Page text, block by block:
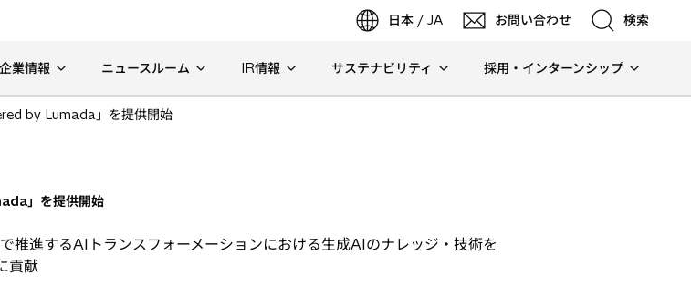
日本 / JA お問い合わせ 検索
検索
企業情報 ニュースルーム IR情報 サステナビリティ 採用・インターンシップ
by Lumada」を提供開始
」を提供開始
推進するAIトランスフォーメーションにおける生成AIのナレッジ・技術を
貢献